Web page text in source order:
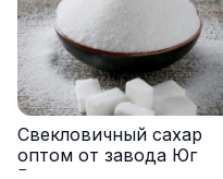
Свекловичный сахар
оптом от завода Юг